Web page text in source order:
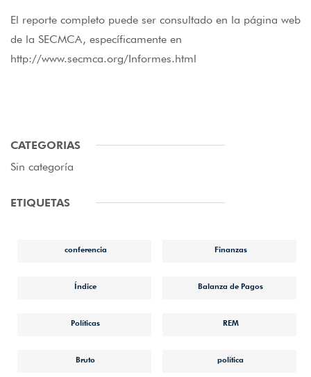
El reporte completo puede ser consultado en la página web
de la SECMCA, específicamente en
http://www.secmca.org/Informes.html
CATEGORIAS
Sin categoría
ETIQUETAS
conferencia Finanzas
Índice Balanza de Pagos
Políticas REM
Bruto política